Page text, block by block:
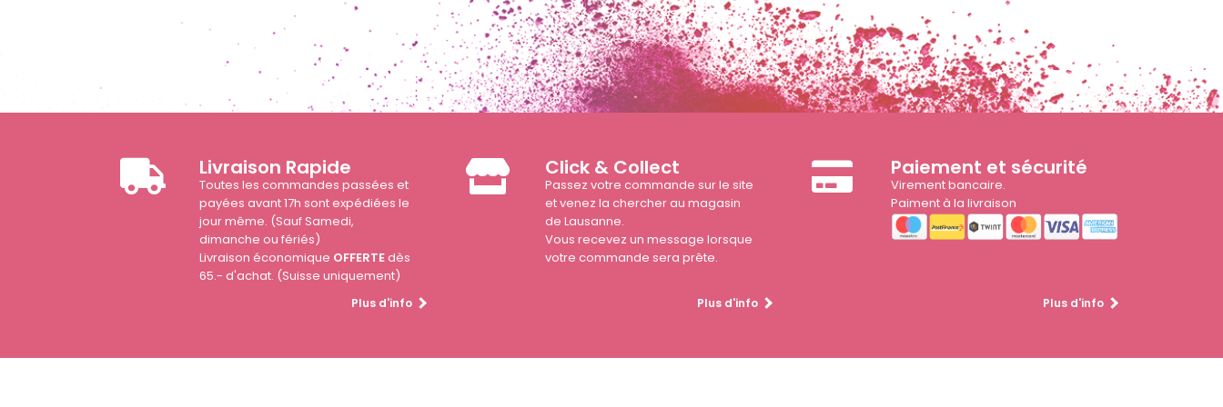
Livraison Rapide
Toutes les commandes passées et
payées avant 17h sont expédiées le
jour même. (Sauf Samedi,
dimanche ou fériés)
Livraison économique OFFERTEdès
65.- d'achat. (Suisse uniquement)
Plus d'info
Click & Collect
Passez votre commande sur le site
et venez la chercher au magasin
de Lausanne.
Vous recevez un message lorsque
votre commande sera prête.
Plus d'info
Paiement et sécurité
Virement bancaire.
Paiment à la livraison
Plus d'info